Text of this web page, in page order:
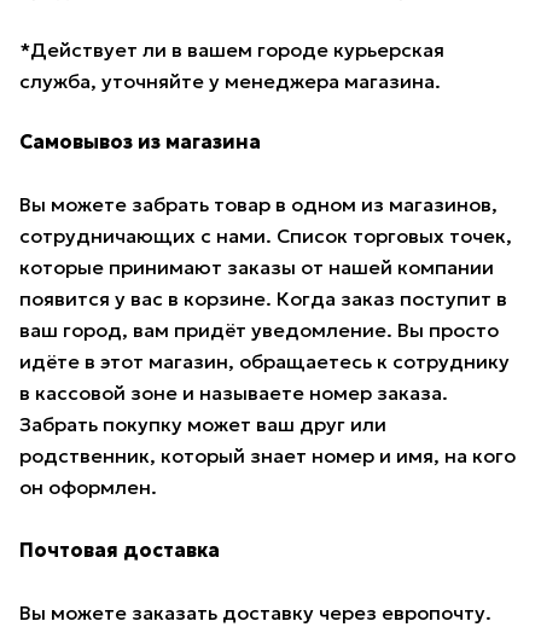
*Действует ли в вашем городе курьерская
служба, уточняйте у менеджера магазина.
Самовывоз из магазина
Вы можете забрать товар в одном из магазинов,
сотрудничающих с нами. Список торговых точек,
которые принимают заказы от нашей компании
появится у вас в корзине. Когда заказ поступит в
ваш город, вам придёт уведомление. Вы просто
идёте в этот магазин, обращаетесь к сотруднику
в кассовой зоне и называете номер заказа.
Забрать покупку может ваш друг или
родственник, который знает номер и имя, на кого
он оформлен.
Почтовая доставка
Вы можете заказать доставку через европочту.